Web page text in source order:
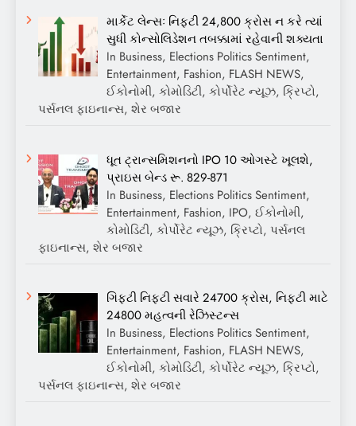
માર્કેટ લેન્સઃ નિફ્ટી 24,800 ક્રોસ ન કરે ત્યાં
સુધી કોન્સોલિડેશન તબક્કામાં રહેવાની શક્યતા
In Business, Elections Politics Sentiment,
Entertainment, Fashion, FLASH NEWS,
ઈકોનોમી, કોમોડિટી, કોર્પોરેટ ન્યૂઝ, ક્રિપ્ટો,
પર્સનલ ફાઇનાન્સ, શેર બજાર
ધૂત ટ્રાન્સમિશનનો IPO 10 ઓગસ્ટે ખૂલશે,
પ્રાઇસ બેન્ડ રૂ. 829-871
In Business, Elections Politics Sentiment,
Entertainment, Fashion, IPO, ઈકોનોમી,
કોમોડિટી, કોર્પોરેટ ન્યૂઝ, ક્રિપ્ટો, પર્સનલ
ફાઇનાન્સ, શેર બજાર
ગિફ્ટી નિફ્ટી સવારે 24700 ક્રોસ, નિફ્ટી માટે
24800 મહત્વની રેઝિસ્ટન્સ
In Business, Elections Politics Sentiment,
Entertainment, Fashion, FLASH NEWS,
ઈકોનોમી, કોમોડિટી, કોર્પોરેટ ન્યૂઝ, ક્રિપ્ટો,
પર્સનલ ફાઇનાન્સ, શેર બજાર